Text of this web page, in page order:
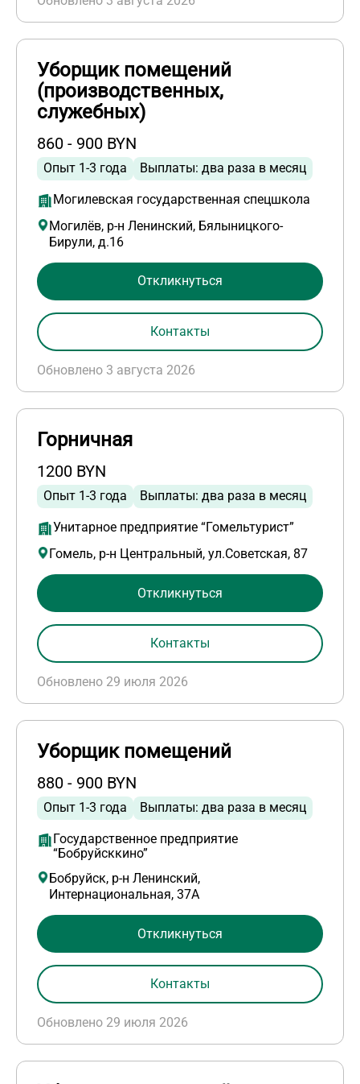
Уборщик помещений
(производственных,
служебных)
860 - 900 BYN
Опыт 1-3 года Выплаты: два раза в месяц
Могилевская государственная спецшкола
Могилёв, р-н Ленинский, Бялыницкого-
Бирули, д.16
Обновлено 3 августа 2026
Откликнуться
Контакты
Горничная
1200 BYN
Опыт 1-3 года Выплаты: два раза в месяц
Унитарное предприятие “Гомельтурист”
Гомель, р-н Центральный, ул.Советская, 87
Обновлено 29 июля 2026
Откликнуться
Контакты
Уборщик помещений
880 - 900 BYN
Опыт 1-3 года Выплаты: два раза в месяц
Государственное предприятие
“Бобруйсккино”
Бобруйск, р-н Ленинский,
Интернациональная, 37А
Обновлено 29 июля 2026
Откликнуться
Контакты